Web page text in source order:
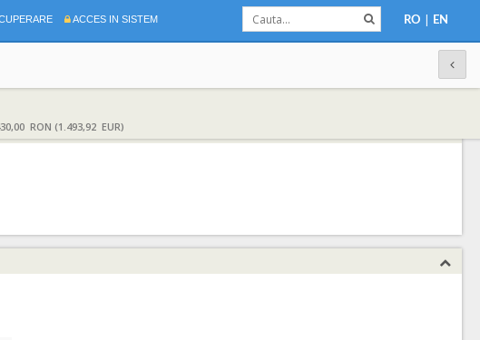
ACCES IN SISTEM RO | EN
RON (1.493,92 EUR)